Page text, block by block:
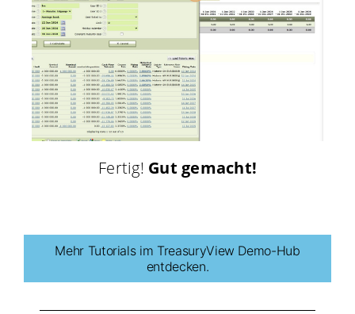
Fertig! Gut gemacht!
Mehr Tutorials im TreasuryView Demo-Hub
entdecken.